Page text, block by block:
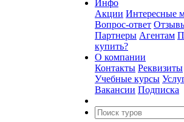
Инфо
Акции Интересные
Вопрос-ответ
Партнеры Агентам
купить?
О компании
Контакты Реквизиты
Учебные курсы
Вакансии Подписка